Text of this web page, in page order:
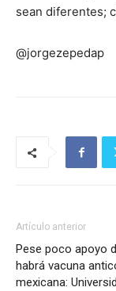
sean diferentes;
@jorgezepedap
Artículo anterior
Pese poco apoyo
habrá vacuna
mexicana: